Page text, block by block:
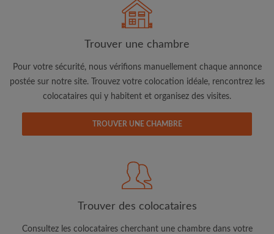
Adresse email
J'ai lu, compris et accepte les
Conditions d'utilisation
et ai pris connaissance de la
CRÉER PROFIL
Trouver une chambre
Pour votre sécurité, nous vérifions manuellement chaque annonce
postée sur notre site. Trouvez votre colocation idéale, rencontrez les
colocataires qui y habitent et organisez des visites.
TROUVER UNE CHAMBRE
Trouver des colocataires
Consultez les colocataires cherchant une chambre dans votre